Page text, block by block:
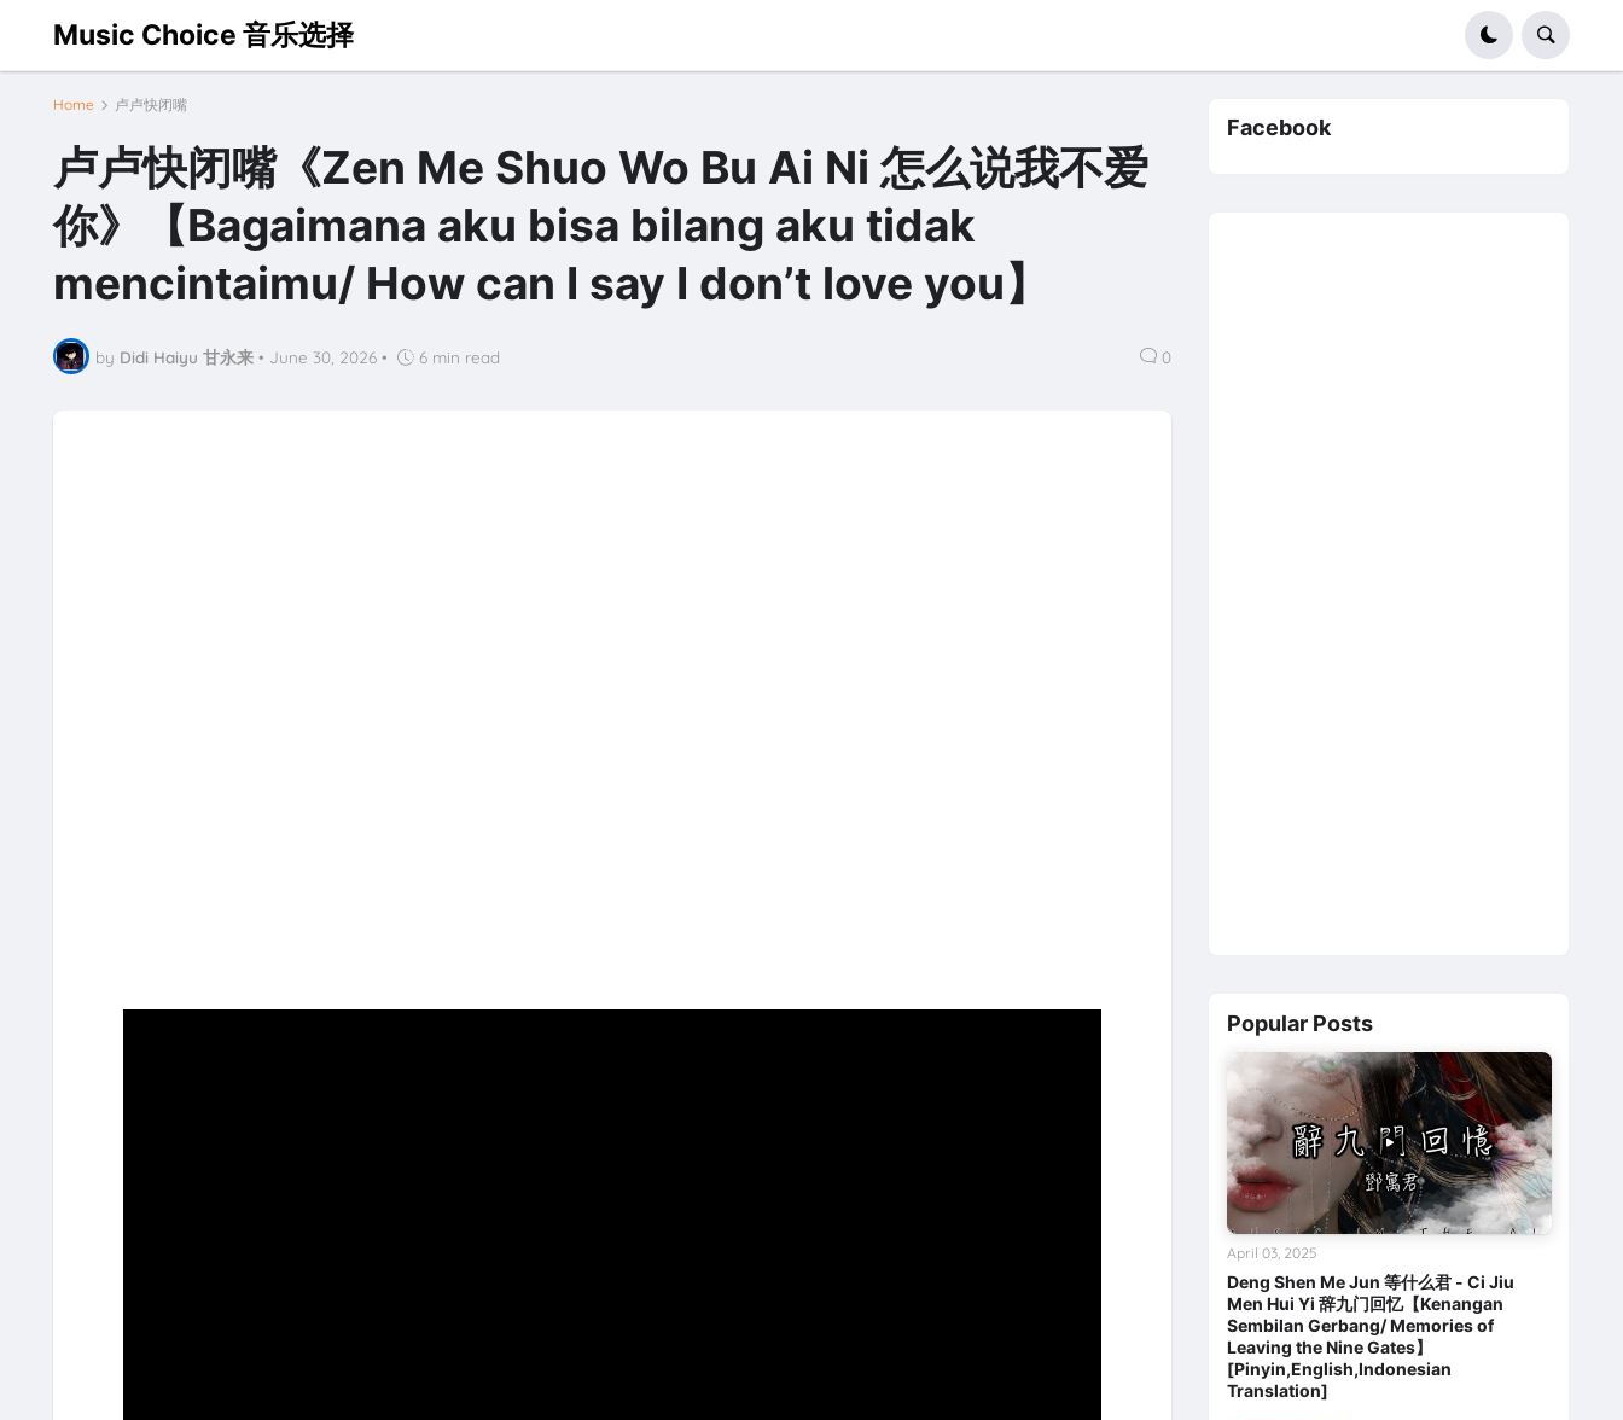
Music Choice 音乐选择
Home 卢卢快闭嘴
卢卢快闭嘴《Zen Me Shuo Wo Bu Ai Ni 怎么说我不爱
你》【Bagaimana aku bisa bilang aku tidak
mencintaimu/ How can I say I don’t love you】
by Didi Haiyu 甘永来 • June 30, 2026 • 6 min read 0
Facebook
Popular Posts
Deng Shen Me Jun 等什么君 - Ci Jiu
Men Hui Yi 辞九门回忆【Kenangan
Sembilan Gerbang/ Memories of
Leaving the Nine Gates】
[Pinyin,English,Indonesian
Translation]
April 03, 2025